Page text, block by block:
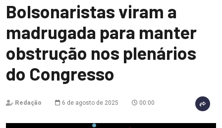
Bolsonaristas viram a
madrugada para manter
obstrução nos plenários
do Congresso
Redação 6 de agosto de 2025 00:00